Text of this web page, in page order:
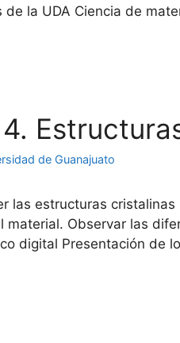
la UDA Ciencia de
de Guanajuato
las estructuras
Observar las
digital Presentación de